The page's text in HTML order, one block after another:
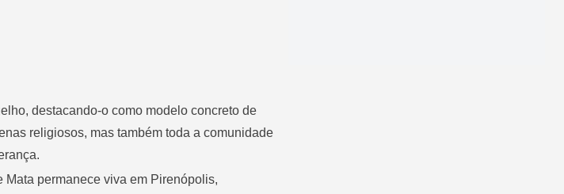
destacando-o como modelo concreto de
religiosos, mas também toda a comunidade
permanece viva em Pirenópolis,